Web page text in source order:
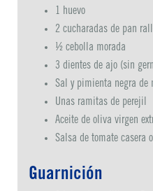
1 huevo
2 cucharadas de pan
½ cebolla morada
3 dientes de ajo (sin
Sal y pimienta negra de
Unas ramitas de perejil
Aceite de oliva virgen
Salsa de tomate casera
Guarnición